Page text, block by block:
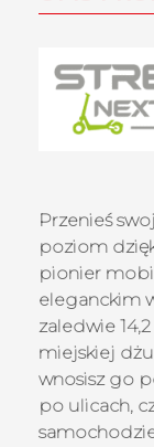
Przenieś
poziom
pionier
eleganckim
zaledwie
miejskiej
wnosisz go
po ulicach,